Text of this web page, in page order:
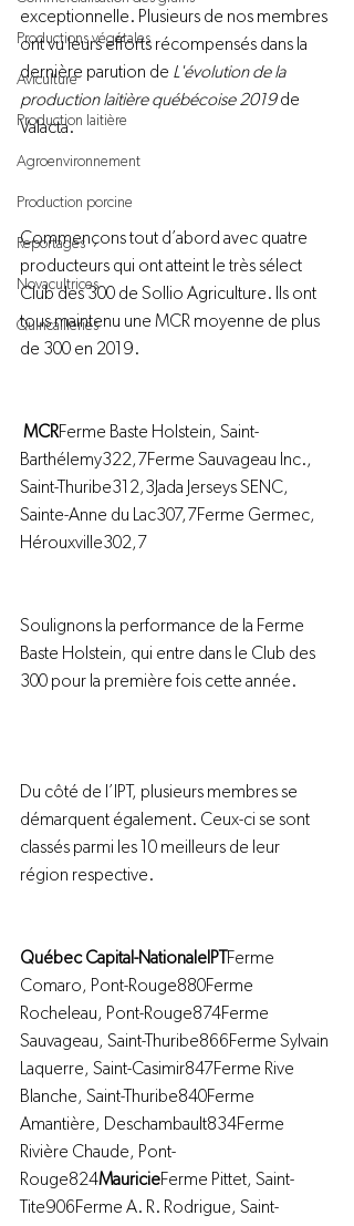
Productions végétales
Aviculture
Production laitière
Agroenvironnement
Production porcine
Reportages
Novacultrices
Quincailleries
exceptionnelle. Plusieurs de nos membres
ont vu leurs efforts récompensés dans la
dernière parution de L'évolution de la
production laitière québécoise 2019 de
Valacta.
Commençons tout d’abord avec quatre
producteurs qui ont atteint le très sélect
Club des 300 de Sollio Agriculture. Ils ont
tous maintenu une MCR moyenne de plus
de 300 en 2019.
MCRFerme Baste Holstein, Saint-
Barthélemy322,7Ferme Sauvageau Inc.,
Saint-Thuribe312,3Jada Jerseys SENC,
Sainte-Anne du Lac307,7Ferme Germec,
Hérouxville302,7
Soulignons la performance de la Ferme
Baste Holstein, qui entre dans le Club des
300 pour la première fois cette année.
Du côté de l’IPT, plusieurs membres se
démarquent également. Ceux-ci se sont
classés parmi les 10 meilleurs de leur
région respective.
Québec Capital-NationaleIPT Ferme
Comaro, Pont-Rouge880Ferme
Rocheleau, Pont-Rouge874Ferme
Sauvageau, Saint-Thuribe866Ferme Sylvain
Laquerre, Saint-Casimir847Ferme Rive
Blanche, Saint-Thuribe840Ferme
Amantière, Deschambault834Ferme
Rivière Chaude, Pont-
Rouge824MauricieFerme Pittet, Saint-
Tite906Ferme A. R. Rodrigue, Saint-